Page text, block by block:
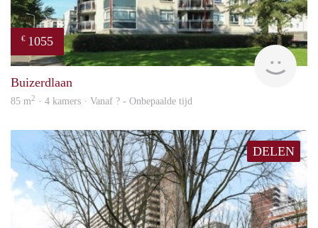
€ 1055
rent
Buizerdlaan
85 m2 · 4 kamers · Vanaf ? - Onbepaalde tijd
DELEN